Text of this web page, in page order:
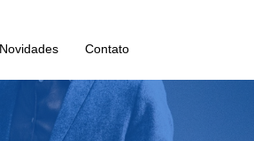
Novidades Contato